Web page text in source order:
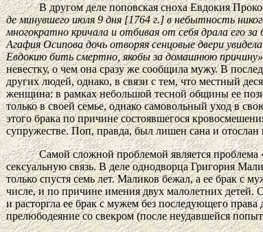
В другом деле поповская сноха Евдокия
де минувшего июля 9 дня [1764 г.] в небытность
многократно кричала и отбивая от себя драла его
Агафия Осипова дочь отворяя сенцовые двери
Евдокию бить смертно, якобы за домашнюю
невестку, о чем она сразу же сообщила мужу. В
других людей, однако, в связи с тем, что местный
женщина: в рамках небольшой тесной общины ее
только в своей семье, однако самовольный уход в
этого брака по причине состоявшегося
супружестве. Поп, правда, был лишен сана и отослан
Самой сложной проблемой является проблема
сексуальную связь. В деле однодворца Григория
только спустя семь лет. Маликов бежал, а ее брак с
числе, и по причине имения двух малолетних детей.
и расторгла ее брак с мужем без последующего
прелюбодеяние со свекром (после неудавшейся